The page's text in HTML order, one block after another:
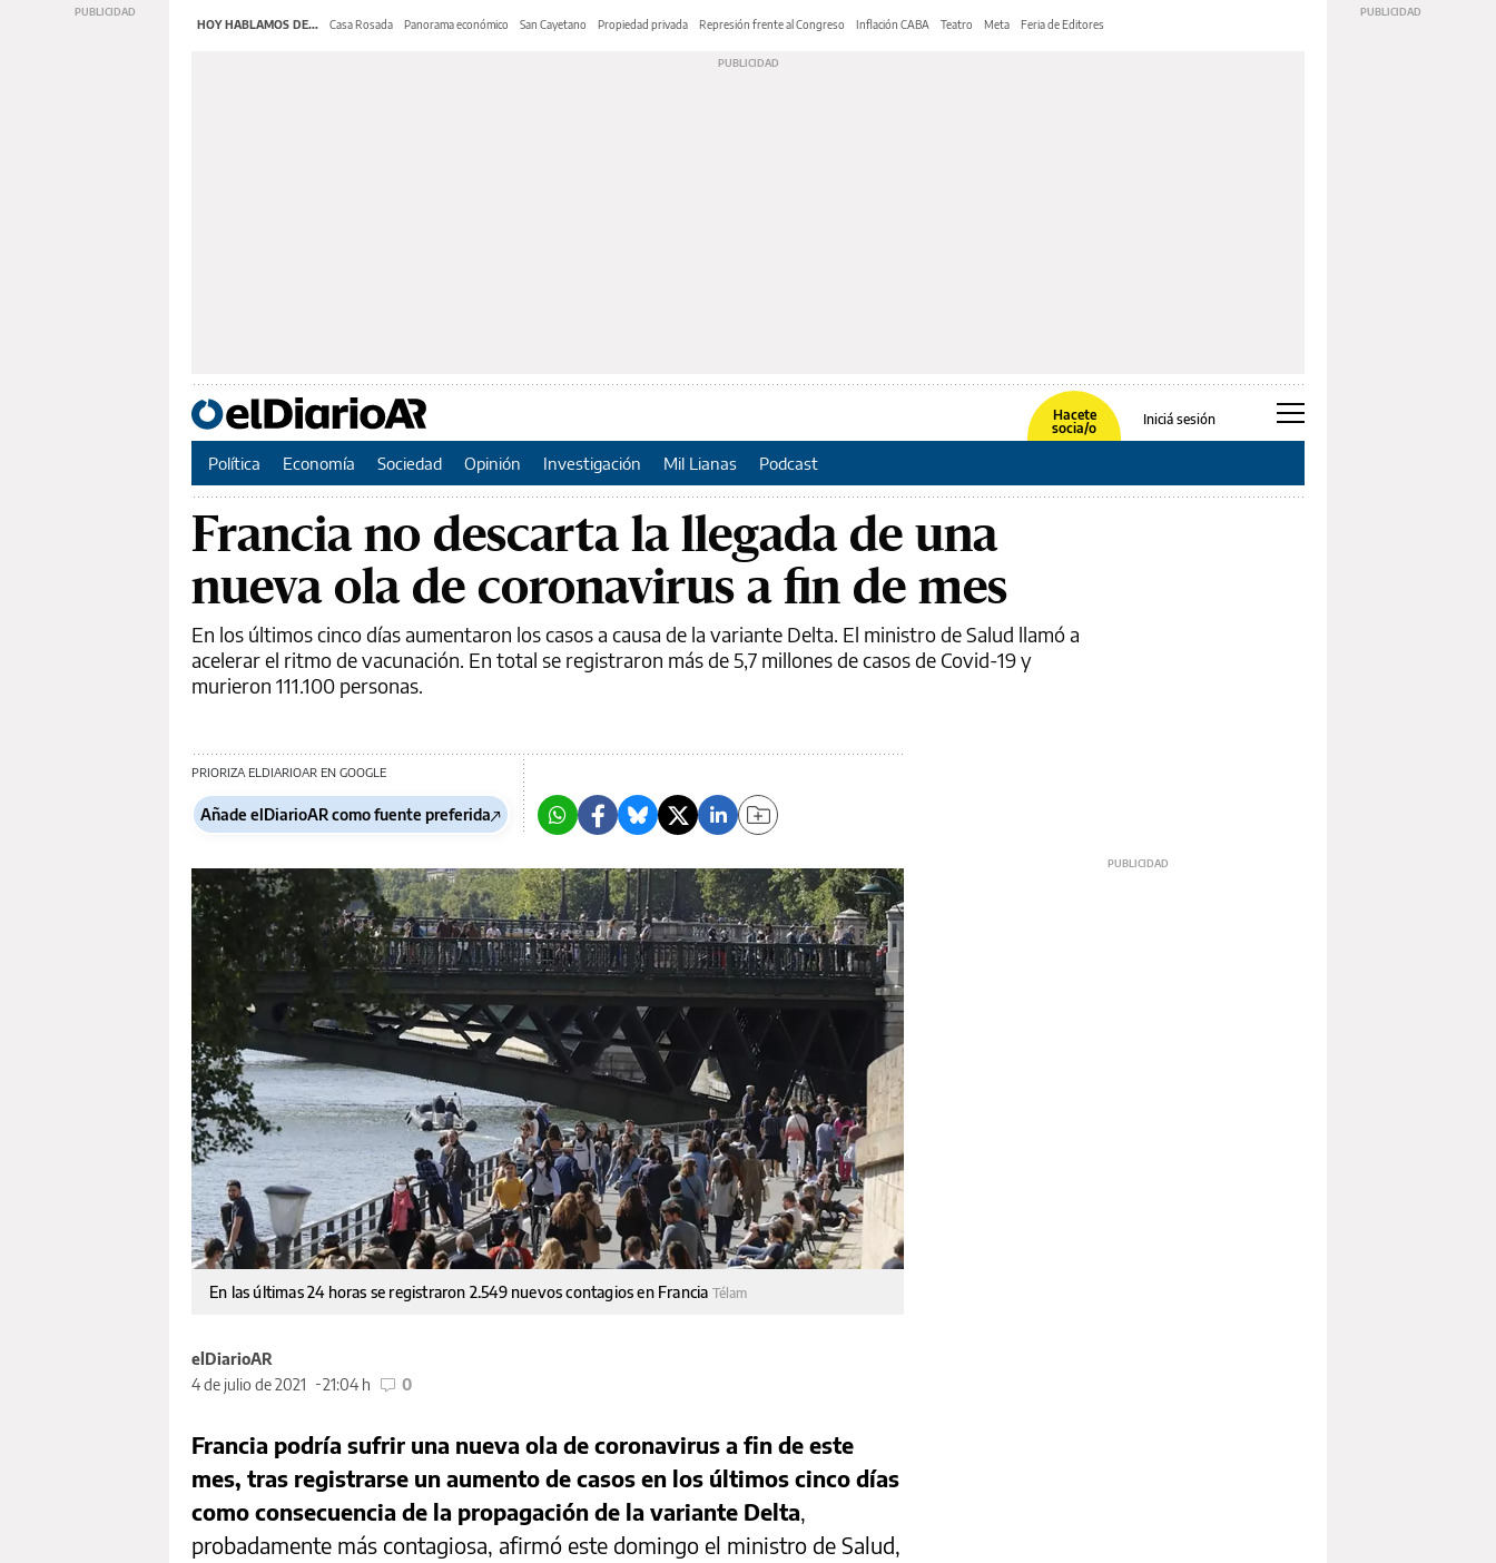
HOY HABLAMOS DE... Casa Rosada Panorama económico San Cayetano Propiedad privada Represión frente al Congreso Inflación CABA Teatro Meta Feria de Editores
Hacete
socia/o
Iniciá sesión
Política Economía Sociedad Opinión Investigación Mil Lianas Podcast
Francia no descarta la llegada de una
nueva ola de coronavirus a fin de mes
En los últimos cinco días aumentaron los casos a causa de la variante Delta. El ministro de Salud llamó a
acelerar el ritmo de vacunación. En total se registraron más de 5,7 millones de casos de Covid-19 y
murieron 111.100 personas.
PRIORIZA ELDIARIOAR EN GOOGLE
Añade elDiarioAR como fuente preferida
En las últimas 24 horas se registraron 2.549 nuevos contagios en Francia Télam
elDiarioAR
4 de julio de 2021
21:04 h 0
Francia podría sufrir una nueva ola de coronavirus a fin de este
mes, tras registrarse un aumento de casos en los últimos cinco días
como consecuencia de la propagación de la variante Delta,
probadamente más contagiosa, afirmó este domingo el ministro de Salud,